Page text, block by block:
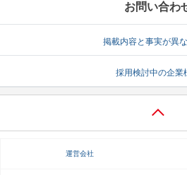
お問い合わ
掲載内容と事実が異
採用検討中の企業
運営会社